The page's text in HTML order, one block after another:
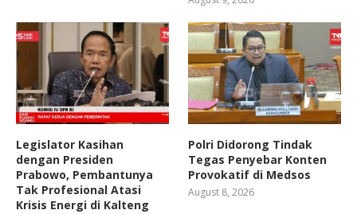
Legislator Kasihan
dengan Presiden
Prabowo, Pembantunya
Tak Profesional Atasi
Krisis Energi di Kalteng
Polri Didorong Tindak
Tegas Penyebar Konten
Provokatif di Medsos
August 8, 2026